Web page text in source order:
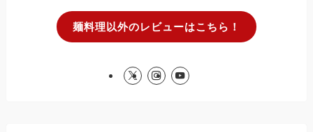
麺料理以外のレビューはこちら！